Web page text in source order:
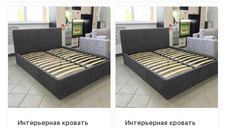
Интерьерная кровать
Интерьерная кровать